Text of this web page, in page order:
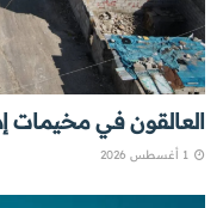
العالقون في مخيمات